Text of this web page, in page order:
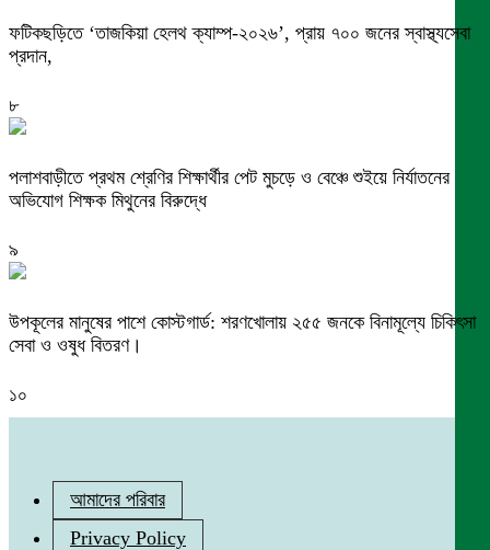
ফটিকছড়িতে ‘তাজকিয়া হেলথ ক্যাম্প-২০২৬’, প্রায় ৭০০ জনের স্বাস্থ্যসেবা
প্রদান,
৮
পলাশবাড়ীতে প্রথম শ্রেণির শিক্ষার্থীর পেট মুচড়ে ও বেঞ্চে শুইয়ে নির্যাতনের
অভিযোগ শিক্ষক মিথুনের বিরুদ্ধে
৯
উপকূলের মানুষের পাশে কোস্টগার্ড: শরণখোলায় ২৫৫ জনকে বিনামূল্যে চিকিৎসা
সেবা ও ওষুধ বিতরণ।
১০
আমাদের পরিবার
Privacy Policy